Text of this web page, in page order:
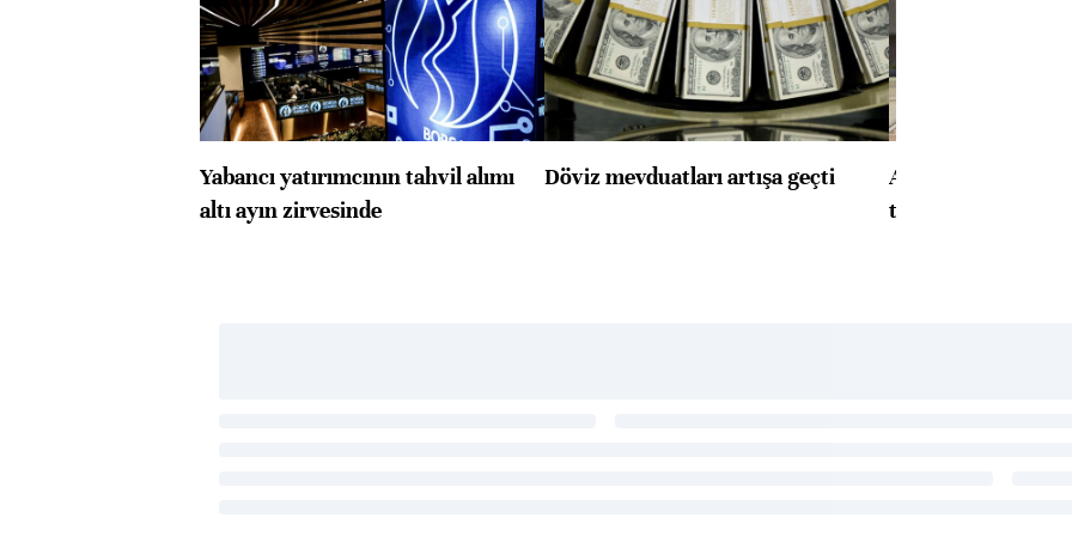
Yabancı yatırımcının tahvil alımı
altı ayın zirvesinde
Döviz mevduatları artışa geçti
ABD'de konut
toparlandı